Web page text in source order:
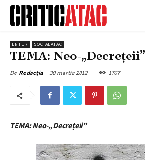
ENTER SOCIALATAC
TEMA: Neo-„Decrețeii”
De Redacția 30 martie 2012 1767
TEMA: Neo-„Decrețeii”